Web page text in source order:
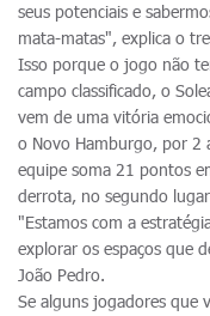
seus potenciais e
mata-matas", explica o
Isso porque o jogo não
campo classificado, o
vem de uma vitória
o Novo Hamburgo, por 2
equipe soma 21 pontos
derrota, no segundo lugar
"Estamos com a
explorar os espaços que
João Pedro.
Se alguns jogadores que